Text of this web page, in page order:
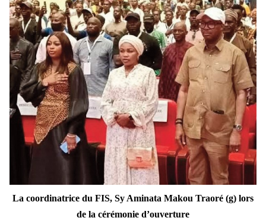
La coordinatrice du FIS, Sy Aminata Makou Traoré (g) lors
de la cérémonie d’ouverture